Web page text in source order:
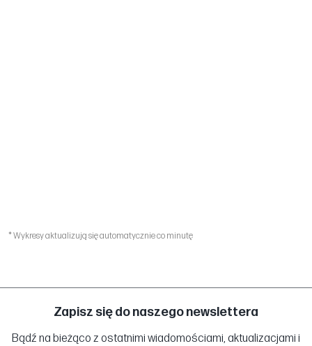
* Wykresy aktualizują się automatycznie co minutę
Zapisz się do naszego newslettera
Bądź na bieżąco z ostatnimi wiadomościami, aktualizacjami i